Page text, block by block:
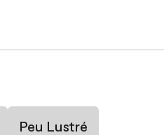
Peu Lustré